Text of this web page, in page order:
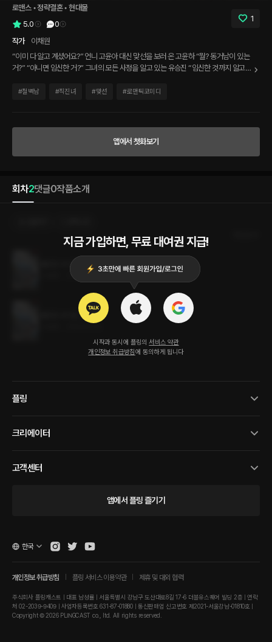
로맨스 • 정략결혼 • 현대물
5.0
0
1
작가
이채원
“이미 다 알고 계셨어요?” 언니 고윤아 대신 맞선을 보러 온 고윤하 “뭘? 동거남이 있는
거?” “아니면 임신한 거?” 그녀의 모든 사정을 알고 있는 유승진 “임신한 것까지 알고
거 아니야?
#철벽남 #직진녀 #맞선 #로맨틱코미디
앱에서 첫화보기
회차2댓글0작품소개
지금 가입하면, 무료 대여권 지급!
시작과 동시에 플링의 서비스 약관
개인정보 취급방침에 동의하게 됩니다
맹랑한 사기꾼 2권 (완결)
2024.02.14
맹랑한 사기꾼 1권
플링
크리에이터
고객센터
앱에서 플링 즐기기
개인정보 취급방침 플링 서비스 이용약관 제휴 및 대외 협력
주식회사 플링캐스트 | 대표 남성률 | 서울특별시 강남구 도산대로8길 17-6 더블유스퀘어 빌딩 2층 | 연락
처 02-2039-9409 | 사업자등록번호 631-87-01880 | 통신판매업 신고번호 제2021-서울강남-01810호 |
Copyright © 2026 PLINGCAST co., ltd. All rights reserved.
한국